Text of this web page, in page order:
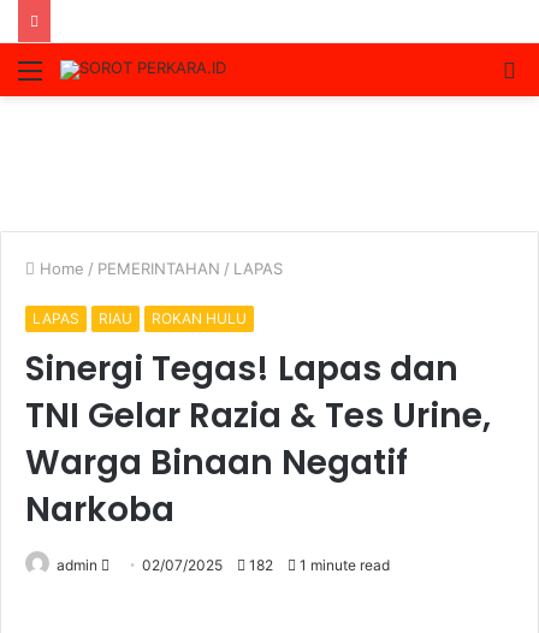
Menu
Home / PEMERINTAHAN / LAPAS
LAPAS RIAU ROKAN HULU
Sinergi Tegas! Lapas dan
TNI Gelar Razia & Tes Urine,
Warga Binaan Negatif
Narkoba
admin
Send02/07/2025 182 1 minute read